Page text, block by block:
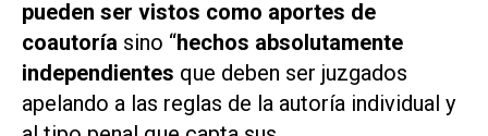
pueden ser vistos como aportes de
coautoría sino “hechos absolutamente
independientes que deben ser juzgados
apelando a las reglas de la autoría individual y